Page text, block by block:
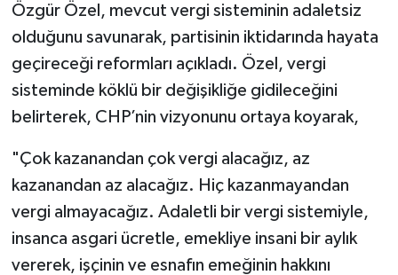
Özgür Özel, mevcut vergi sisteminin adaletsiz
olduğunu savunarak, partisinin iktidarında hayata
geçireceği reformları açıkladı. Özel, vergi
sisteminde köklü bir değişikliğe gidileceğini
belirterek, CHP’nin vizyonunu ortaya koyarak,
"Çok kazanandan çok vergi alacağız, az
kazanandan az alacağız. Hiç kazanmayandan
vergi almayacağız. Adaletli bir vergi sistemiyle,
insanca asgari ücretle, emekliye insani bir aylık
vererek, işçinin ve esnafın emeğinin hakkını